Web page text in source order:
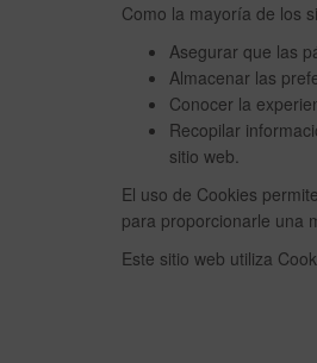
Como la mayoría de los
Asegurar que las
Almacenar las
Conocer la
Recopilar
sitio web.
El uso de Cookies
para proporcionarle una
Este sitio web utiliza